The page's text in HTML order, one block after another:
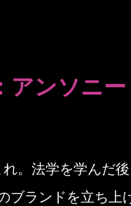
アンソニ
。法学を学んだ
ブランドを立ち上